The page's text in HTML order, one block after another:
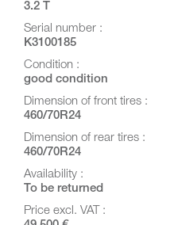
3.2 T
Serial number :
K3100185
Condition :
good condition
Dimension of front tires :
460/70R24
Dimension of rear tires :
460/70R24
Availability :
To be returned
Price excl. VAT :